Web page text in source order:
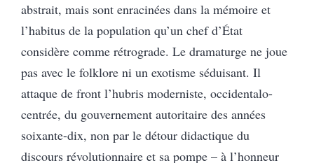
abstrait, mais sont enracinées dans la mémoire et
l’habitus de la population qu’un chef d’État
considère comme rétrograde. Le dramaturge ne joue
pas avec le folklore ni un exotisme séduisant. Il
attaque de front l’hubris moderniste, occidentalo-
centrée, du gouvernement autoritaire des années
soixante-dix, non par le détour didactique du
discours révolutionnaire et sa pompe – à l’honneur